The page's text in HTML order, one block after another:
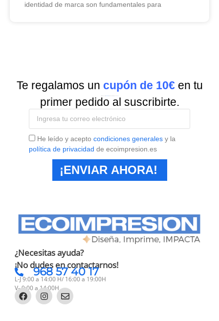
identidad de marca son fundamentales para
Te regalamos un cupón de 10€ en tu
primer pedido al suscribirte.
He leído y acepto condiciones generales y la
política de privacidad de ecoimpresion.es
¡ENVIAR AHORA!
¿Necesitas ayuda?
¡No dudes en contactarnos!
968 57 40 17
L-J 9:00 a 14:00 H/ 16:00 a 19:00H
V- 9:00 a 14:00H